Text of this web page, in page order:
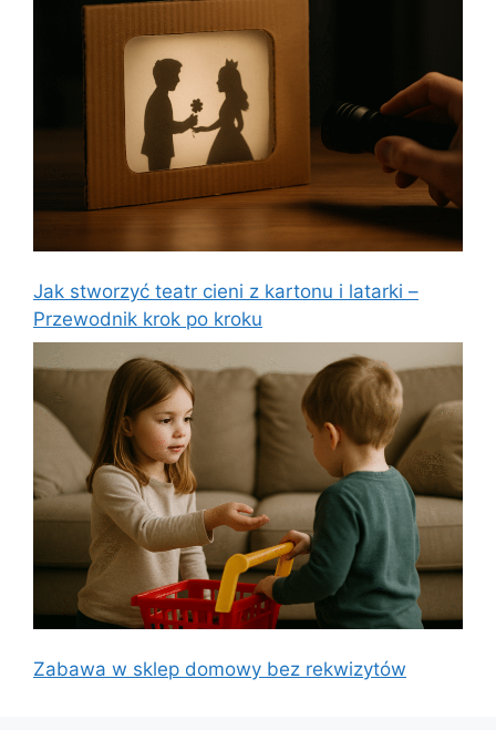
Jak stworzyć teatr cieni z kartonu i latarki –
Przewodnik krok po kroku
Zabawa w sklep domowy bez rekwizytów